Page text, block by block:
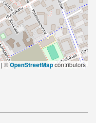
| ©OpenStreetMapcontributors